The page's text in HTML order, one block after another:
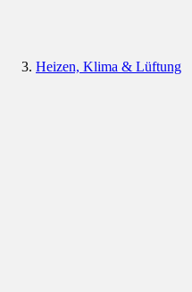
Heizen, Klima & Lüftung